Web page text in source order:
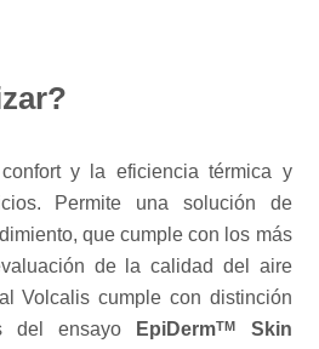
y la eficiencia térmica y
Permite una solución de
que cumple con los más
de la calidad del aire
Volcalis cumple con distinción
del ensayo
EpiDermTM
Skin